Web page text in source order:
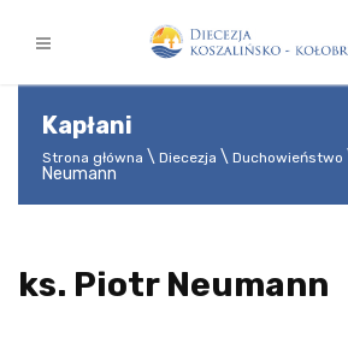
Kapłani
Strona główna Diecezja Duchowieństwo
Neumann
ks. Piotr Neumann